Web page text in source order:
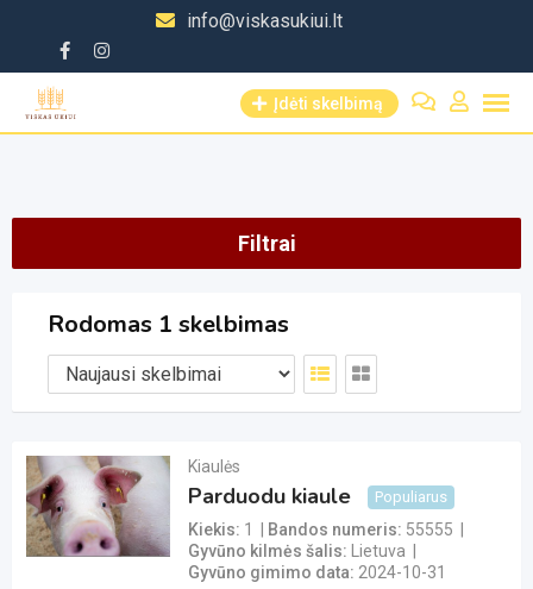
content
info@viskasukiui.lt
Įdėti skelbimą
Filtrai
Rodomas 1 skelbimas
Kiaulės
Parduodu kiaule Populiarus
Kiekis 1 Bandos numeris 55555
Gyvūno kilmės šalis
Lietuva
Gyvūno gimimo data 2024-10-31